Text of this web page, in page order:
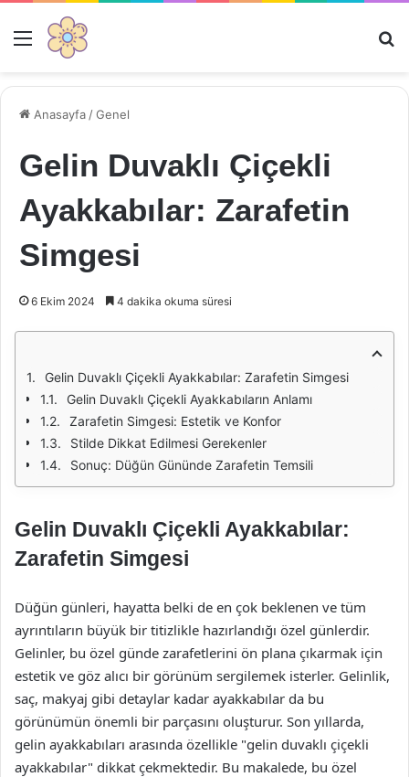
Menü
Anasayfa /Genel
Gelin Duvaklı Çiçekli
Ayakkabılar: Zarafetin
Simgesi
6 Ekim 2024 4 dakika okuma süresi
Gelin Duvaklı Çiçekli Ayakkabılar: Zarafetin Simgesi
Gelin Duvaklı Çiçekli Ayakkabıların Anlamı
Zarafetin Simgesi: Estetik ve Konfor
Stilde Dikkat Edilmesi Gerekenler
Sonuç: Düğün Gününde Zarafetin Temsili
Gelin Duvaklı Çiçekli Ayakkabılar:
Zarafetin Simgesi
Düğün günleri, hayatta belki de en çok beklenen ve tüm
ayrıntıların büyük bir titizlikle hazırlandığı özel günlerdir.
Gelinler, bu özel günde zarafetlerini ön plana çıkarmak için
estetik ve göz alıcı bir görünüm sergilemek isterler. Gelinlik,
saç, makyaj gibi detaylar kadar ayakkabılar da bu
görünümün önemli bir parçasını oluşturur. Son yıllarda,
gelin ayakkabıları arasında özellikle "gelin duvaklı çiçekli
ayakkabılar" dikkat çekmektedir. Bu makalede, bu özel